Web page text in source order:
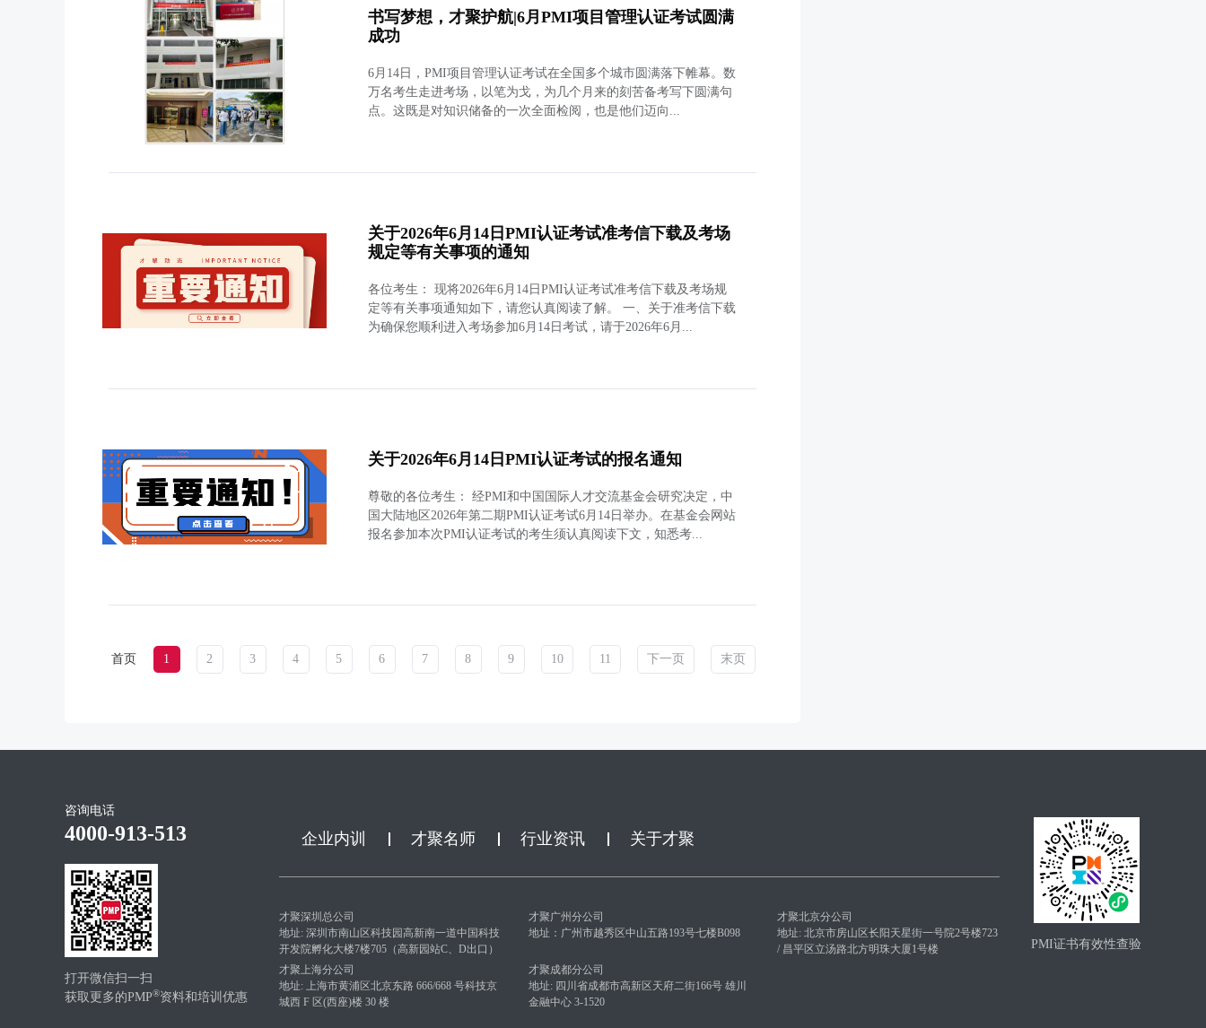
书写梦想，才聚护航|6月PMI项目管理认证考试圆满
成功
6月14日，PMI项目管理认证考试在全国多个城市圆满落下帷幕。数
万名考生走进考场，以笔为戈，为几个月来的刻苦备考写下圆满句
点。这既是对知识储备的一次全面检阅，也是他们迈向...
关于2026年6月14日PMI认证考试准考信下载及考场
规定等有关事项的通知
各位考生： 现将2026年6月14日PMI认证考试准考信下载及考场规
定等有关事项通知如下，请您认真阅读了解。 一、关于准考信下载
为确保您顺利进入考场参加6月14日考试，请于2026年6月...
关于2026年6月14日PMI认证考试的报名通知
尊敬的各位考生： 经PMI和中国国际人才交流基金会研究决定，中
国大陆地区2026年第二期PMI认证考试6月14日举办。在基金会网站
报名参加本次PMI认证考试的考生须认真阅读下文，知悉考...
首页 1 2 3 4 5 6 7 8 9 10 11 下一页 末页
咨询电话
4000-913-513
打开微信扫一扫
获取更多的PMP®资料和培训优惠
企业内训 才聚名师 行业资讯 关于才聚
才聚深圳总公司
地址: 深圳市南山区科技园高新南一道中国科技
开发院孵化大楼7楼705（高新园站C、D出口）
才聚广州分公司
地址：广州市越秀区中山五路193号七楼B098
才聚北京分公司
地址: 北京市房山区长阳天星街一号院2号楼723
/ 昌平区立汤路北方明珠大厦1号楼
才聚上海分公司
地址: 上海市黄浦区北京东路 666/668 号科技京
城西 F 区(西座)楼 30 楼
才聚成都分公司
地址: 四川省成都市高新区天府二街166号 雄川
金融中心 3-1520
PMI证书有效性查验